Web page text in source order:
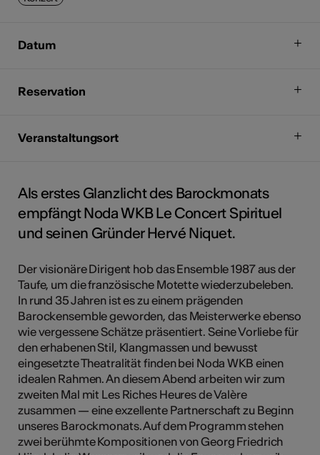
Datum
Reservation
Veranstaltungsort
Als erstes Glanzlicht des Barockmonats
empfängt Noda WKB Le Concert Spirituel
und seinen Gründer Hervé Niquet.
Der visionäre Dirigent hob das Ensemble 1987 aus der
Taufe, um die französische Motette wiederzubeleben.
In rund 35 Jahren ist es zu einem prägenden
Barockensemble geworden, das Meisterwerke ebenso
wie vergessene Schätze präsentiert. Seine Vorliebe für
den erhabenen Stil, Klangmassen und bewusst
eingesetzte Theatralität finden bei Noda WKB einen
idealen Rahmen. An diesem Abend arbeiten wir zum
zweiten Mal mit Les Riches Heures de Valère
zusammen — eine exzellente Partnerschaft zu Beginn
unseres Barockmonats. Auf dem Programm stehen
zwei berühmte Kompositionen von Georg Friedrich